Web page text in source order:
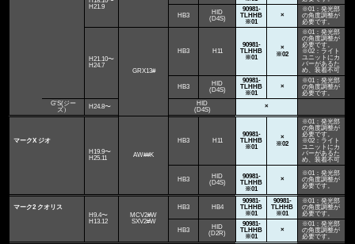
H21.9
HB3
HID
(D4S)
90981-
TLHHB
※01
×
※01：発光部
の角度調整が
必要です。
H21.10〜
H24.7
GRX13#
HB3 H11
90981-
TLHHB
※01
×
※02
※01：発光部
の角度調整が
必要です。
※02：ライト
ユニットにカ
バーがあるた
め、装着不可
HB3
HID
(D4S)
90981-
TLHHB
※01
×
※01：発光部
の角度調整が
必要です。
G'S(ジー
ズ）
H24.8〜
HID
(D4S)
×
マークX ジオ
H19.9〜
H25.11
AW##K
HB3 H11
90981-
TLHHB
※01
×
※02
※01：発光部
の角度調整が
必要です。
※02：ライト
ユニットにカ
バーがあるた
め、装着不可
HB3
HID
(D4S)
90981-
TLHHB
※01
×
※01：発光部
の角度調整が
必要です。
マーク2 クオリス
H9.4〜
H13.12
MCV2#W
SXV2#W
HB3 HB4
90981-
TLHHB
※01
90981-
TLHHB
※01
※01：発光部
の角度調整が
必要です。
HB3
HID
(D2R)
90981-
TLHHB
※01
×
※01：発光部
の角度調整が
必要です。